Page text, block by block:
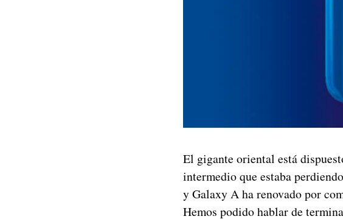
El gigante oriental está
intermedio que estaba
y Galaxy A ha renovado por
Hemos podido hablar de